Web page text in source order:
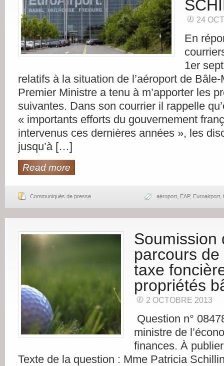
24
En
1er
relatifs à la situation de l’aéroport de
Premier Ministre a tenu à m’apporter les
suivantes. Dans son courrier il rappelle
« importants efforts du gouvernement
intervenus ces dernières années », les
jusqu’à […]
Read more
Communiqués de presse aéroport EAP, Euroairport
Soumission
parcours
taxe
propriétés
2 OCTOBRE 2013
Question n°
ministre de
finances. À
Texte de la question : Mme Patricia